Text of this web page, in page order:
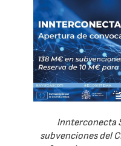
Innterconecta
subvenciones del